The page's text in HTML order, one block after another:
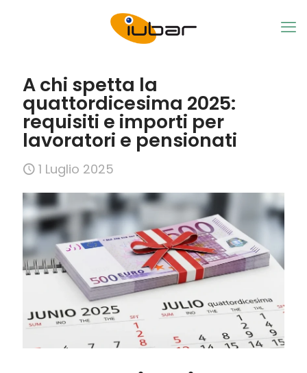
A chi spetta la
quattordicesima 2025:
requisiti e importi per
lavoratori e pensionati
1 Luglio 2025